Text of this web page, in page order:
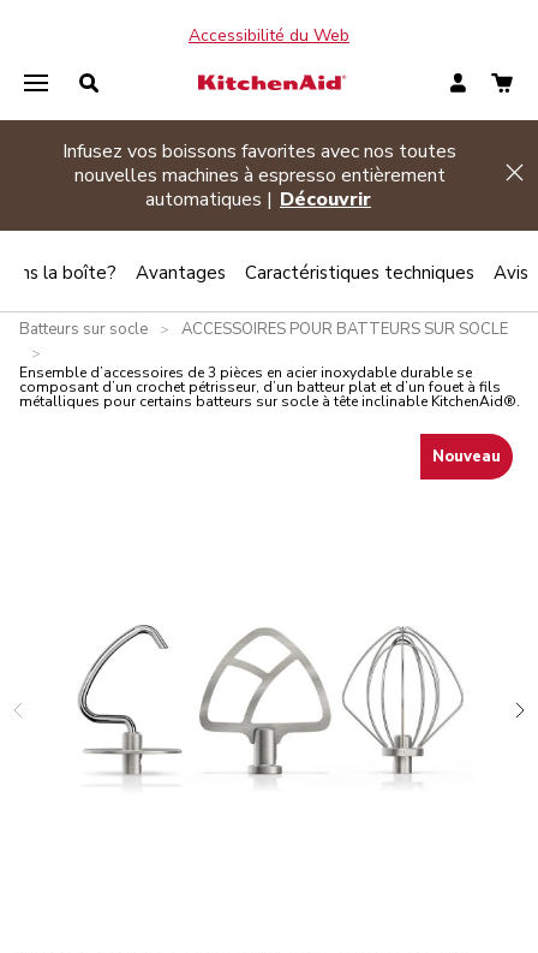
Accessibilité du Web
Promotion d’été| Achetez deux électroménagers
admissibles ou plus et économisez 20 %Magasinez
Batteurs sur socle > ACCESSOIRES POUR BATTEURS SUR SOCLE
>
Ensemble d’accessoires de 3 pièces en acier inoxydable durable se
composant d’un crochet pétrisseur, d’un batteur plat et d’un fouet à fils
métalliques pour certains batteurs sur socle à tête inclinable KitchenAid®.
Nouveau
la boîte? Avantages Caractéristiques techniques Avis